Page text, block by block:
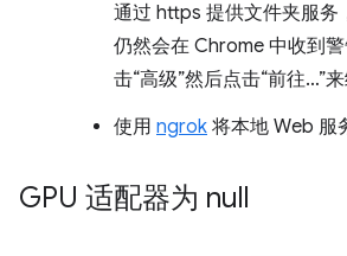
通过 https 提供文件夹服务
仍然会在 Chrome 中收到
击“高级”然后点击“前往…”来
使用 ngrok 将本地 Web 服
GPU 适配器为 null